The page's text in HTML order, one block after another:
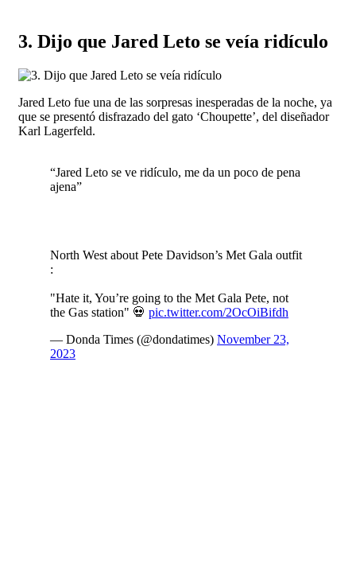
3. Dijo que Jared Leto se veía ridículo
Jared Leto fue una de las sorpresas inesperadas de la noche, ya
que se presentó disfrazado del gato ‘Choupette’, del diseñador
Karl Lagerfeld.
“Jared Leto se ve ridículo, me da un poco de pena
ajena”
North West about Pete Davidson’s Met Gala outfit
:
"Hate it, You’re going to the Met Gala Pete, not
the Gas station" 💀 pic.twitter.com/2OcOiBifdh
— Donda Times (@dondatimes) November 23,
2023